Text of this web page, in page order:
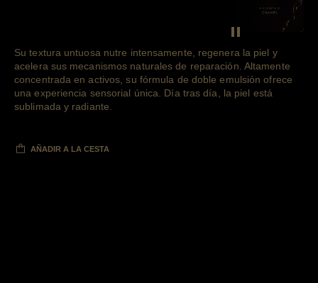
Pausar el vídeo
SEE THE
Su textura untuosa nutre intensamente, regenera la piel y
acelera sus mecanismos naturales de reparación. Altamente
concentrada en activos, su fórmula de doble emulsión ofrece
una experiencia sensorial única. Día tras día, la piel está
sublimada y radiante.
AÑADIR A LA CESTA